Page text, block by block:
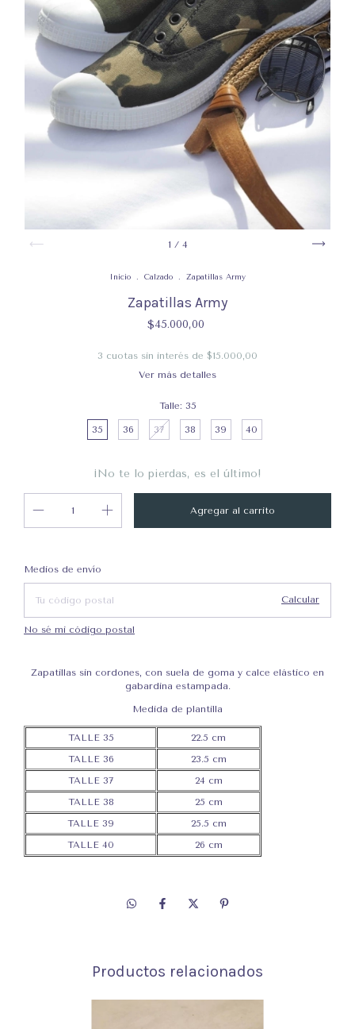
1 / 4
Inicio . Calzado . Zapatillas Army
Zapatillas Army
$45.000,00
3 cuotas sin interés de $15.000,00
Ver más detalles
Talle: 35
35 36 37 38 39 40
¡No te lo pierdas, es el último!
Entregas para el CP:
Medios de envío
Calcular
No sé mi código postal
Zapatillas sin cordones, con suela de goma y calce elástico en
gabardina estampada.
Medida de plantilla
TALLE 35
22.5 cm
TALLE 36
23.5 cm
TALLE 37
24 cm
TALLE 38
25 cm
TALLE 39
25.5 cm
TALLE 40
26 cm
Productos relacionados